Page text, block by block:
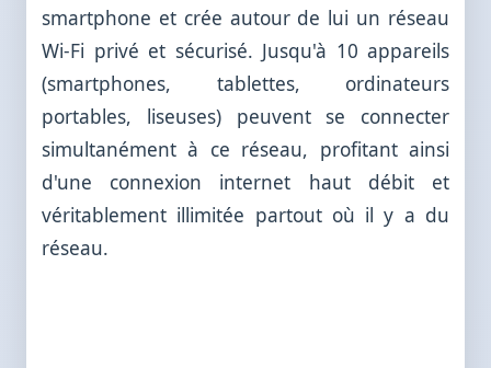
smartphone et crée autour de lui un réseau
Wi-Fi privé et sécurisé. Jusqu'à 10 appareils
(smartphones, tablettes, ordinateurs
portables, liseuses) peuvent se connecter
simultanément à ce réseau, profitant ainsi
d'une connexion internet haut débit et
véritablement illimitée partout où il y a du
réseau.